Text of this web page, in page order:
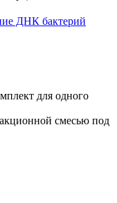
ДНК бактерий